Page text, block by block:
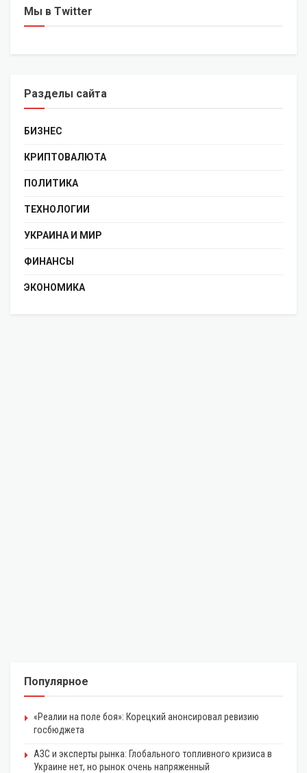
Мы в Twitter
Разделы сайта
БИЗНЕС
КРИПТОВАЛЮТА
ПОЛИТИКА
ТЕХНОЛОГИИ
УКРАИНА И МИР
ФИНАНСЫ
ЭКОНОМИКА
Популярное
«Реалии на поле боя»: Корецкий анонсировал ревизию
госбюджета
АЗС и эксперты рынка: Глобального топливного кризиса в
Украине нет, но рынок очень напряженный